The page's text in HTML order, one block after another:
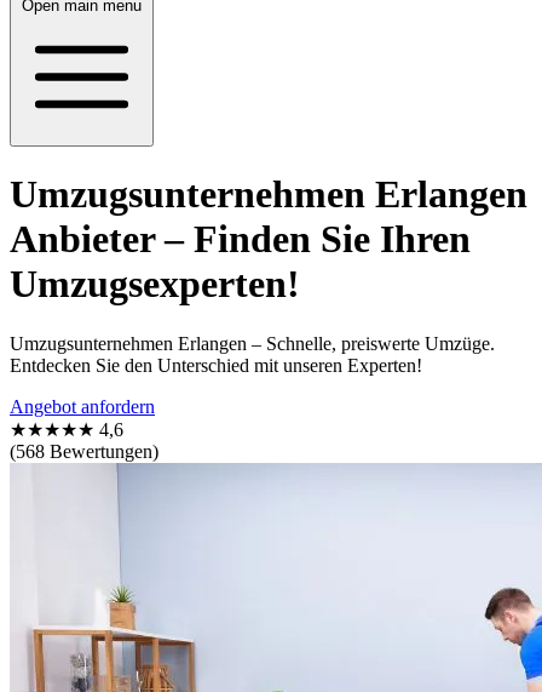
Open main menu
Umzugsunternehmen Erlangen
Anbieter – Finden Sie Ihren
Umzugsexperten!
Umzugsunternehmen Erlangen – Schnelle, preiswerte Umzüge.
Entdecken Sie den Unterschied mit unseren Experten!
Angebot anfordern
★★★★★ 4,6
(568 Bewertungen)